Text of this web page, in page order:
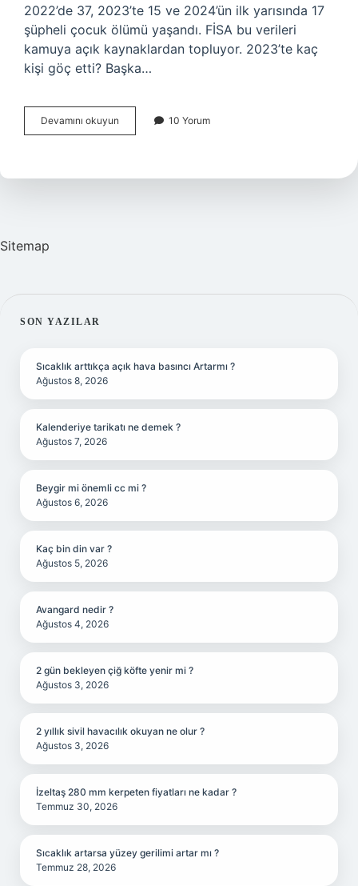
2022’de 37, 2023’te 15 ve 2024’ün ilk yarısında 17
şüpheli çocuk ölümü yaşandı. FİSA bu verileri
kamuya açık kaynaklardan topluyor. 2023’te kaç
kişi göç etti? Başka…
Devamını okuyun
Yılında
Oldu
10 Yorum
Sitemap
SIDEBAR
SON YAZILAR
Sıcaklık arttıkça açık hava basıncı Artarmı ?
Ağustos 8, 2026
Kalenderiye tarikatı ne demek ?
Ağustos 7, 2026
Beygir mi önemli cc mi ?
Ağustos 6, 2026
Kaç bin din var ?
Ağustos 5, 2026
Avangard nedir ?
Ağustos 4, 2026
2 gün bekleyen çiğ köfte yenir mi ?
Ağustos 3, 2026
2 yıllık sivil havacılık okuyan ne olur ?
Ağustos 3, 2026
İzeltaş 280 mm kerpeten fiyatları ne kadar ?
Temmuz 30, 2026
Sıcaklık artarsa yüzey gerilimi artar mı ?
Temmuz 28, 2026